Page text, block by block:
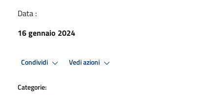
Data :
16 gennaio 2024
Condividi Vedi azioni
Categorie: